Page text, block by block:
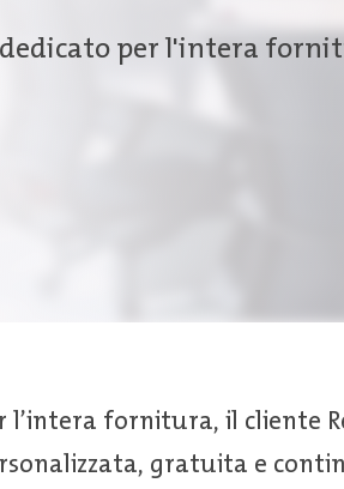
per l'intera
l’intera fornitura, il cliente
gratuita e